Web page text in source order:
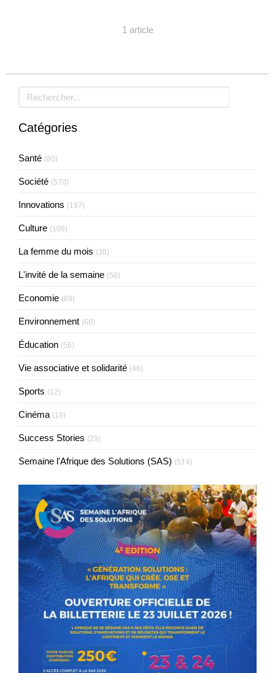
1 article
Rechercher
Catégories
Santé (80)
Société (570)
Innovations (197)
Culture (109)
La femme du mois (38)
L'invité de la semaine (56)
Economie (89)
Environnement (60)
Éducation (56)
Vie associative et solidarité (46)
Sports (12)
Cinéma (18)
Success Stories (29)
Semaine l'Afrique des Solutions (SAS) (514)